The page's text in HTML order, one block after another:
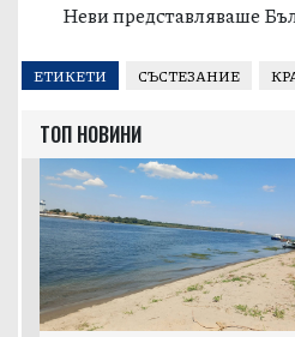
Неви представляваше
ЕТИКЕТИ СЪСТЕЗАНИЕ
ТОП НОВИНИ